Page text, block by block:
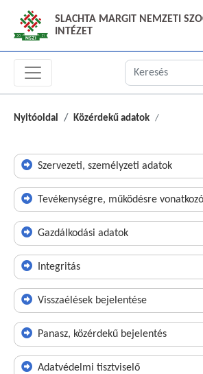
SLACHTA MARGIT NEMZETI
INTÉZET
Nyitóoldal Közérdekű adatok
Szervezeti, személyzeti adatok
Tevékenységre, működésre
Gazdálkodási adatok
Integritás
Visszaélések bejelentése
Panasz, közérdekű bejelentés
Adatvédelmi tisztviselő